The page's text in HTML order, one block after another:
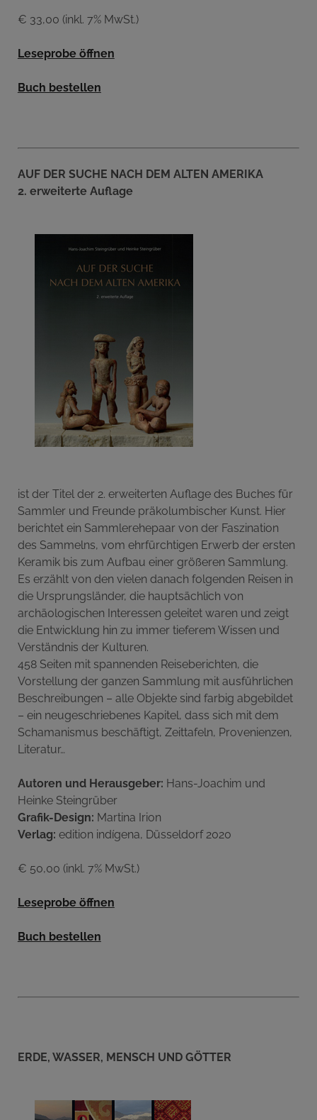
€ 33,00 (inkl. 7% MwSt.)
Leseprobe öffnen
Buch bestellen
AUF DER SUCHE NACH DEM ALTEN AMERIKA
2. erweiterte Auflage
ist der Titel der 2. erweiterten Auflage des Buches für
Sammler und Freunde präkolumbischer Kunst. Hier
berichtet ein Sammlerehepaar von der Faszination
des Sammelns, vom ehrfürchtigen Erwerb der ersten
Keramik bis zum Aufbau einer größeren Sammlung.
Es erzählt von den vielen danach folgenden Reisen in
die Ursprungsländer, die hauptsächlich von
archäologischen Interessen geleitet waren und zeigt
die Entwicklung hin zu immer tieferem Wissen und
Verständnis der Kulturen.
458 Seiten mit spannenden Reiseberichten, die
Vorstellung der ganzen Sammlung mit ausführlichen
Beschreibungen – alle Objekte sind farbig abgebildet
– ein neugeschriebenes Kapitel, dass sich mit dem
Schamanismus beschäftigt, Zeittafeln, Provenienzen,
Literatur…
Autoren und Herausgeber: Hans-Joachim und
Heinke Steingrüber
Grafik-Design: Martina Irion
Verlag: edition indígena, Düsseldorf 2020
€ 50,00 (inkl. 7% MwSt.)
Leseprobe öffnen
Buch bestellen
ERDE, WASSER, MENSCH UND GÖTTER